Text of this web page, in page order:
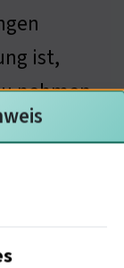
ist,
nehmen.
Medien